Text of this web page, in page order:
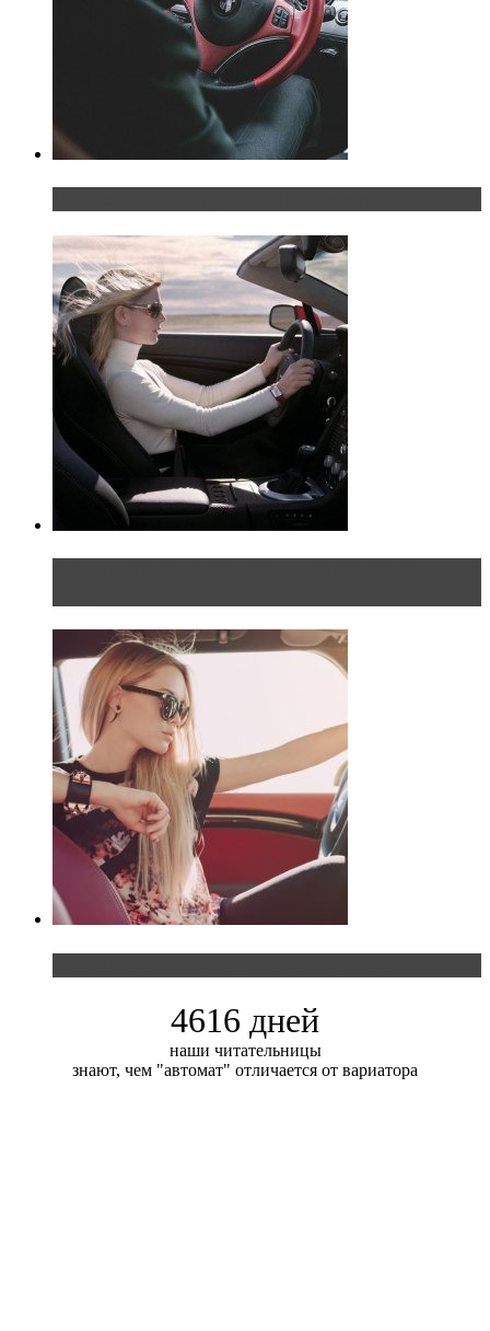
4616 дней
наши читательницы
знают, чем "автомат" отличается от вариатора